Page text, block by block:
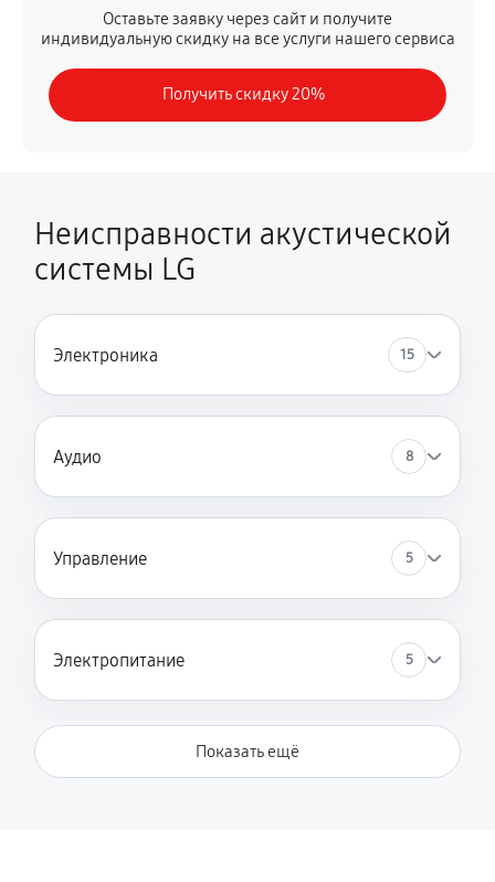
Комплексная чистка
520 руб 60 минут
Замена дисплея (экрана)
Оставьте заявку через сайт и получите
индивидуальную скидку на все услуги нашего сервиса
Получить скидку 20%
Неисправности акустической
системы LG
Электроника 15
Аудио 8
Управление 5
Электропитание 5
Показать ещё